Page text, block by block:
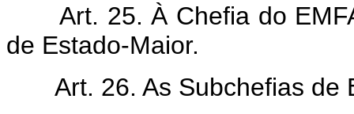
Art. 25. À Chefia do
de Estado-Maior.
Art. 26. As Subchefias de